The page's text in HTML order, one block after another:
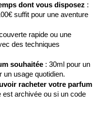
dont vous disposez :
suffit pour une aventure
rapide ou une
des techniques
souhaitée : 30ml pour un
un usage quotidien.
racheter votre parfum
est archivée ou si un code